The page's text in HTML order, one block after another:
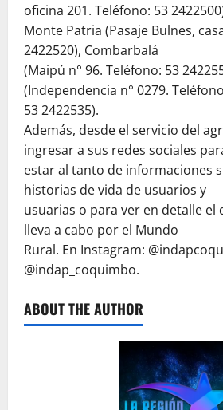
oficina 201. Teléfono: 53
Monte Patria (Pasaje Bulnes,
2422520), Combarbalá
(Maipú n° 96. Teléfono: 53
(Independencia n° 0279.
53 2422535).
Además, desde el servicio del
ingresar a sus redes sociales
estar al tanto de informaciones
historias de vida de usuarios y
usuarias o para ver en detalle el
lleva a cabo por el Mundo
Rural. En Instagram:
@indap_coquimbo.
ABOUT THE AUTHOR